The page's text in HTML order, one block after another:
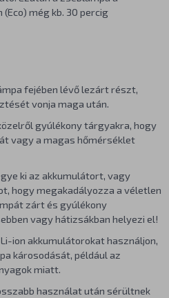
még kb. 30 percig
fejében lévő lezárt részt,
vonja maga után.
gyúlékony tárgyakra, hogy
vagy a magas hőmérséklet
ki az akkumulátort, vagy
hogy megakadályozza a véletlen
zárt és gyúlékony
vagy hátizsákban helyezi el!
ion akkumulátorokat használjon,
károsodását, például az
miatt.
használat után sérültnek